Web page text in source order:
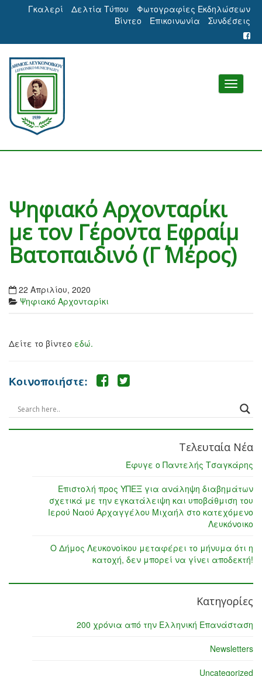
Γκαλερί Δελτία Τύπου
Φωτογραφίες Εκδηλώσεων
Βίντεο
Επικοινωνία Συνδέσεις
Ψηφιακό Αρχονταρίκι
με τον Γέροντα Εφραίμ
Βατοπαιδινό (Γ΄ Μέρος)
22 Απριλίου, 2020
Ψηφιακό Αρχονταρίκι
Δείτε το βίντεο εδώ.
Κοινοποιήστε:
Τελευταία Νέα
Έφυγε ο Παντελής Τσαγκάρης
Επιστολή προς ΥΠΕΞ για ανάληψη διαβημάτων
σχετικά με την εγκατάλειψη και υποβάθμιση του
Ιερού Ναού Αρχαγγέλου Μιχαήλ στο κατεχόμενο
Λευκόνοικο
Ο Δήμος Λευκονοίκου μεταφέρει το μήνυμα ότι η
κατοχή, δεν μπορεί να γίνει αποδεκτή!
Κατηγορίες
200 χρόνια από την Ελληνική Επανάσταση
Newsletters
Uncategorized